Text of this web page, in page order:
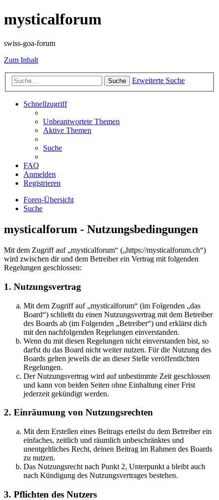
mysticalforum
swiss-goa-forum
Zum Inhalt
Suche Erweiterte Suche
Schnellzugriff
Unbeantwortete Themen
Aktive Themen
Suche
FAQ
Anmelden
Registrieren
Foren-Übersicht
Suche
mysticalforum - Nutzungsbedingungen
Mit dem Zugriff auf „mysticalforum“ („https://mysticalforum.ch“)
wird zwischen dir und dem Betreiber ein Vertrag mit folgenden
Regelungen geschlossen:
1. Nutzungsvertrag
Mit dem Zugriff auf „mysticalforum“ (im Folgenden „das
Board“) schließt du einen Nutzungsvertrag mit dem Betreiber
des Boards ab (im Folgenden „Betreiber“) und erklärst dich
mit den nachfolgenden Regelungen einverstanden.
Wenn du mit diesen Regelungen nicht einverstanden bist, so
darfst du das Board nicht weiter nutzen. Für die Nutzung des
Boards gelten jeweils die an dieser Stelle veröffentlichten
Regelungen.
Der Nutzungsvertrag wird auf unbestimmte Zeit geschlossen
und kann von beiden Seiten ohne Einhaltung einer Frist
jederzeit gekündigt werden.
2. Einräumung von Nutzungsrechten
Mit dem Erstellen eines Beitrags erteilst du dem Betreiber ein
einfaches, zeitlich und räumlich unbeschränktes und
unentgeltliches Recht, deinen Beitrag im Rahmen des Boards
zu nutzen.
Das Nutzungsrecht nach Punkt 2, Unterpunkt a bleibt auch
nach Kündigung des Nutzungsvertrages bestehen.
3. Pflichten des Nutzers